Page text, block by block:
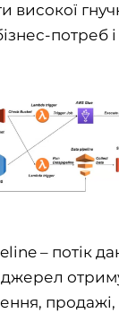
високої
– потік
джерел
продажі,